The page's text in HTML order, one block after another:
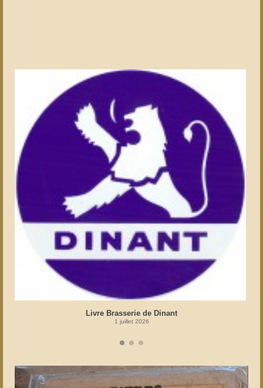
Livre Brasserie de Dinant
1 juillet 2026